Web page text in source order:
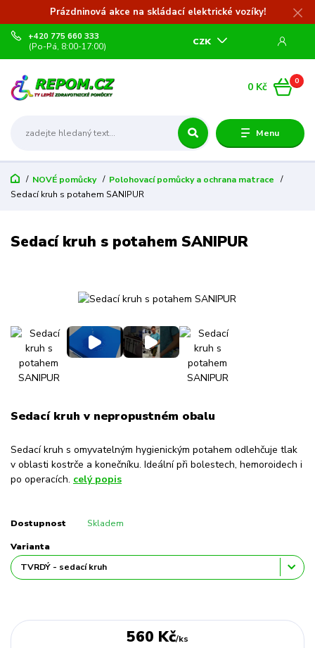
Prázdninová akce na skládací elektrické vozíky!
Menu
CZK
+420 775 660 333
(Po-Pá, 8:00-17:00)
0
0 Kč
NOVÉ pomůcky
Polohovací pomůcky a ochrana matrace
Sedací kruh s potahem SANIPUR
Sedací kruh s potahem SANIPUR
Sedací kruh v nepropustném obalu
Sedací kruh s omyvatelným hygienickým potahem odlehčuje tlak
v oblasti kostrče a konečníku. Ideální při bolestech, hemoroidech i
po operacích. celý popis
Dostupnost Skladem
Varianta
560 Kč/ks